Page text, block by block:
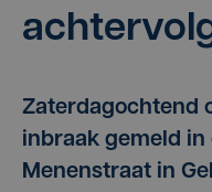
Zaterdagochtend
inbraak gemeld
Menenstraat in